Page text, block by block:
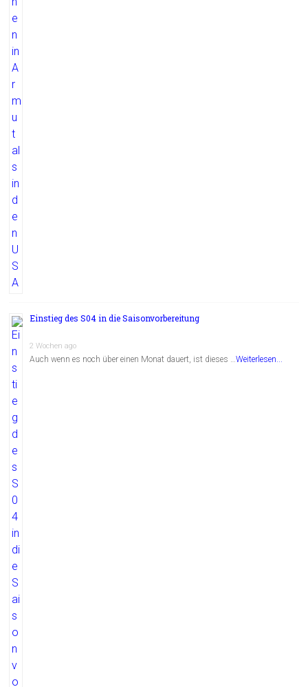
Einstieg des S04 in die Saisonvorbereitung
2 Wochen ago
Auch wenn es noch über einen Monat dauert, ist dieses …Weiterlesen...